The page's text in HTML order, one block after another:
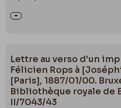
Lettre au verso d'un
Félicien Rops à
[Paris], 1887/01/00.
Bibliothèque royale de
II/7043/43